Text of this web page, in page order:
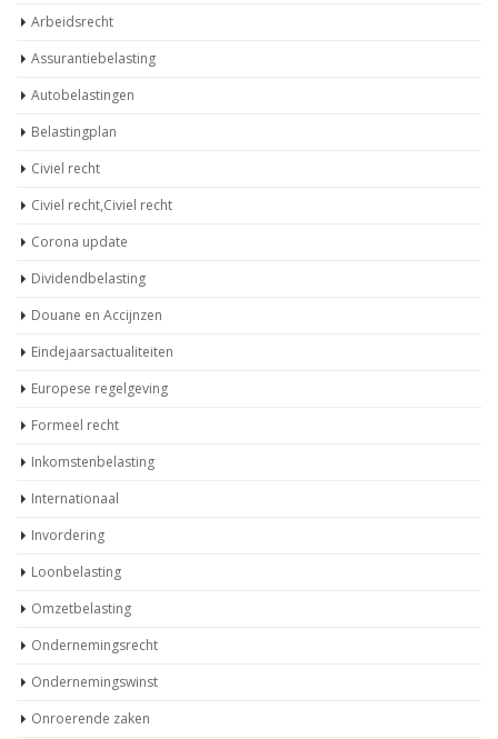
Arbeidsrecht
Assurantiebelasting
Autobelastingen
Belastingplan
Civiel recht
Civiel recht,Civiel recht
Corona update
Dividendbelasting
Douane en Accijnzen
Eindejaarsactualiteiten
Europese regelgeving
Formeel recht
Inkomstenbelasting
Internationaal
Invordering
Loonbelasting
Omzetbelasting
Ondernemingsrecht
Ondernemingswinst
Onroerende zaken